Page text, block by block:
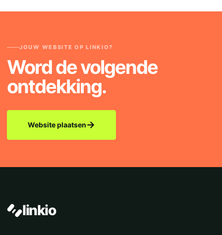
JOUW WEBSITE OP LINKIO?
Word de volgende
ontdekking.
Website plaatsen→
linkio